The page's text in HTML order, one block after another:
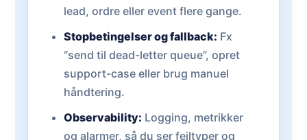
lead, ordre eller event flere gange.
Stopbetingelser og fallback: Fx
“send til dead-letter queue”, opret
support-case eller brug manuel
håndtering.
Observability: Logging, metrikker
og alarmer, så du ser fejltyper og